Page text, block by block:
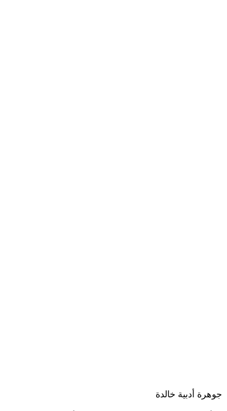
جوهرة أدبية خالدة